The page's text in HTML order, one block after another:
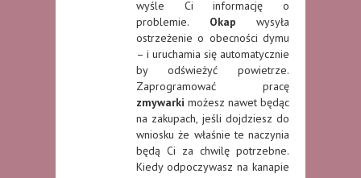
wyśle Ci informację o
problemie. Okap wysyła
ostrzeżenie o obecności dymu
– i uruchamia się automatycznie
by odświeżyć powietrze.
Zaprogramować pracę
zmywarki możesz nawet będąc
na zakupach, jeśli dojdziesz do
wniosku że właśnie te naczynia
będą Ci za chwilę potrzebne.
Kiedy odpoczywasz na kanapie